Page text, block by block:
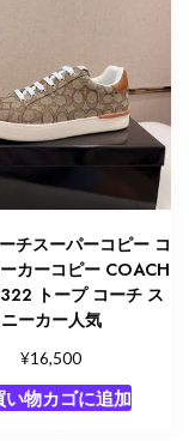
チスーパーコピー コ
カーコピー COACH
トープ コーチ ス
ニーカー人気
¥16,500
い物カゴに追加